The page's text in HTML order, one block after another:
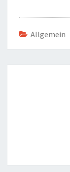
Allgemein